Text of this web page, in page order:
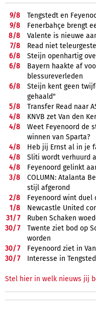
9/8
Tengstedt en
9/8
Fenerbahçe brengt
8/8
Valente is nieuwe
7/8
Read niet
6/8
Steijn openhartig
6/8
Bayern haakte af
blessureverleden
6/8
Steijn kent geen
gehaald"
5/8
Transfer Read naar
4/8
KNVB zet Van den
4/8
Weet Feyenoord de
winnen van Sparta?
4/8
Heb jij Ernst al in je
4/8
Sliti wordt verhuurd
4/8
Feyenoord gelinkt
3/8
COLUMN: Atalanta
stijl afgerond
2/8
Feyenoord wint duel
1/8
Newcastle United
31/7
Ruben Schaken
30/7
Twente ziet bod op
worden
30/7
Feyenoord ziet in
30/7 Interesse in
Stel hier in welk nieuws jij